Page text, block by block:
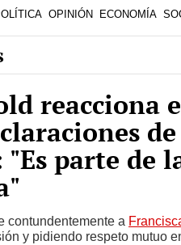
OPINIÓN ECONOMÍA
reacciona
parte de
contundentemente a
y pidiendo respeto mutuo